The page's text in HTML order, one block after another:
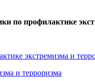
по профилактике
экстремизма и
и терроризма